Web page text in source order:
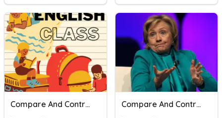
Compare And Contrast Compare And Contrast Paper